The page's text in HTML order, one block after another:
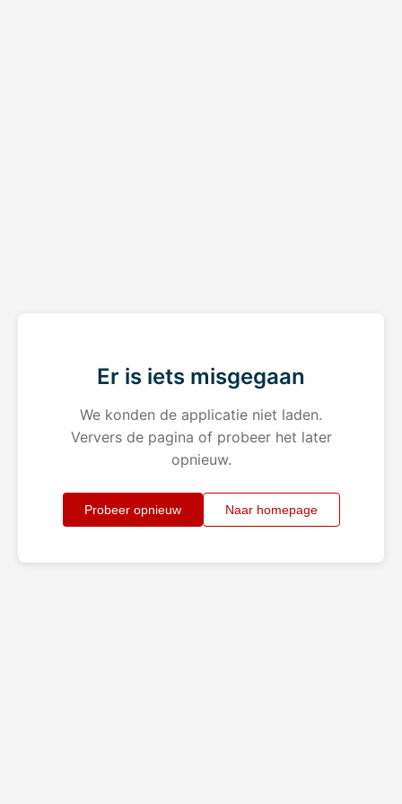
Er is iets misgegaan
We konden de applicatie niet laden.
Ververs de pagina of probeer het later
opnieuw.
Probeer opnieuw Naar homepage